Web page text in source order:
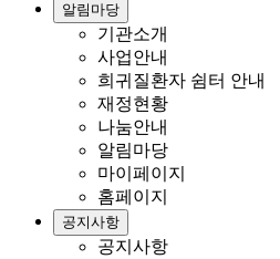
알림마당
기관소개
사업안내
희귀질환자 쉼터 안내
재정현황
나눔안내
알림마당
마이페이지
홈페이지
공지사항
공지사항